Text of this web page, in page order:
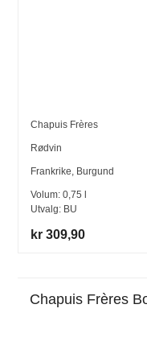
Chapuis Frères
Rødvin
Frankrike, Burgund
Volum:0,75
Utvalg: BU
kr 309,90
Chapuis Frères